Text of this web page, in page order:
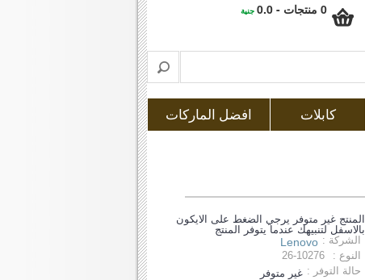
0 منتجات - 0.0 جنية
كابلات افضل الماركات
المنتج غير متوفر يرجي الضغط على الايكون
بالاسفل لتنبيهك عندما يتوفر المنتج
الشركة : Lenovo
النوع :
26-10276
حالة التوفر : غير متوفر